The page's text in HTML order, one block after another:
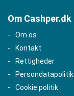
Om Cashper.dk
Om os
Kontakt
Rettigheder
Persondatapolitik
Cookie politik